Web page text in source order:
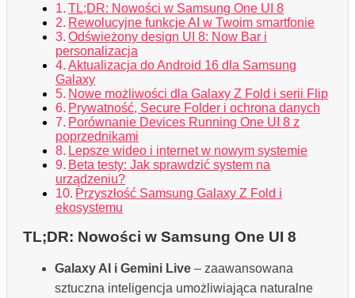
TL;DR: Nowości w Samsung One UI 8
Rewolucyjne funkcje AI w Twoim smartfonie
Odświeżony design UI 8: Now Bar i
personalizacja
Aktualizacja do Android 16 dla Samsung
Galaxy
Nowe możliwości dla Galaxy Z Fold i serii Flip
Prywatność, Secure Folder i ochrona danych
Porównanie Devices Running One UI 8 z
poprzednikami
Lepsze wideo i internet w nowym systemie
Beta testy: Jak sprawdzić system na
urządzeniu?
Przyszłość Samsung Galaxy Z Fold i
ekosystemu
TL;DR: Nowości w Samsung One UI 8
Galaxy AI i Gemini Live – zaawansowana
sztuczna inteligencja umożliwiająca naturalne